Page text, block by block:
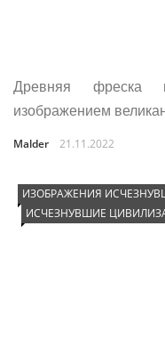
Древняя фреска
изображением
Malder 21.11.2022
ИЗОБРАЖЕНИЯ
ИСЧЕЗНУВШИЕ